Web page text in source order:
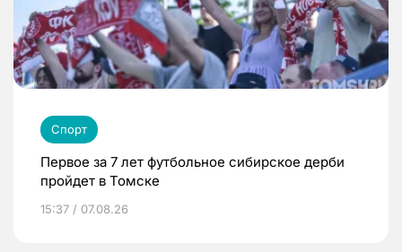
Спорт
Первое за 7 лет футбольное сибирское дерби
пройдет в Томске
15:37 / 07.08.26